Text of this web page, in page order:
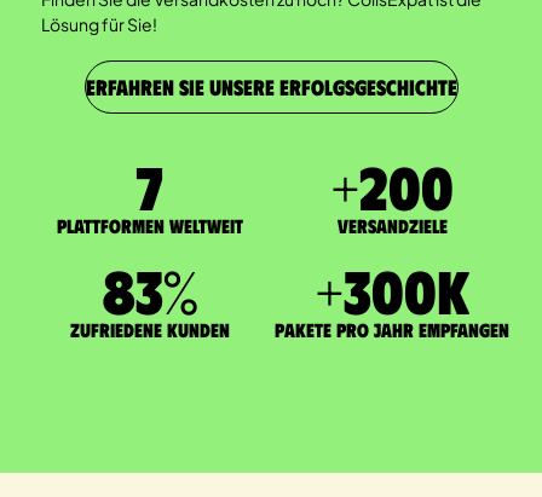
Lösung für Sie!
ERFAHREN SIE UNSERE ERFOLGSGESCHICHTE
7
Plattformen weltweit
+200
Versandziele
83%
zufriedene Kunden
+300K
Pakete pro Jahr empfangen